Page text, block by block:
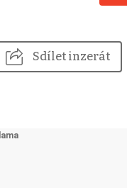
Sdílet inzerát